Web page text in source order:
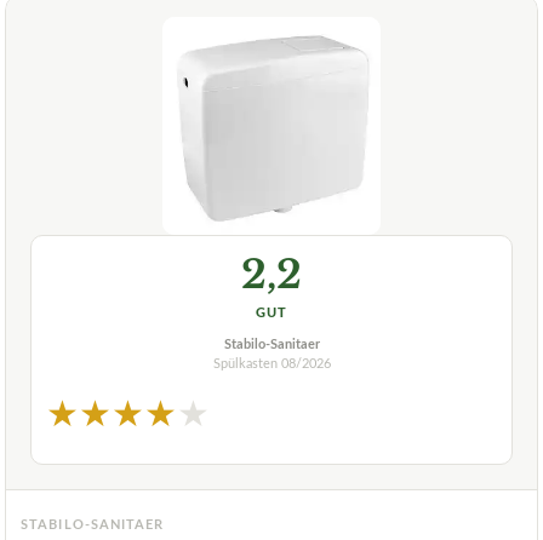
2,2
GUT
Stabilo-Sanitaer
Spülkasten 08/2026
★★★★★
STABILO-SANITAER